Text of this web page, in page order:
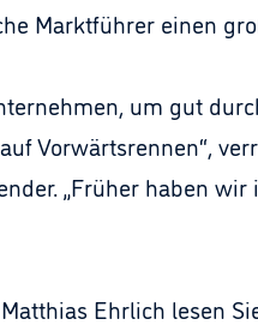
Marktführer einen
um gut
Vorwärtsrennen“,
„Früher haben
Ehrlich lesen